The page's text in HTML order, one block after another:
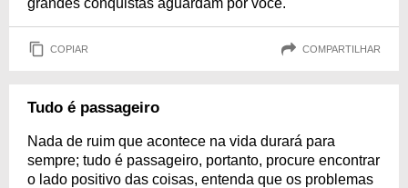
grandes conquistas aguardam por você.
COPIAR COMPARTILHAR
Tudo é passageiro
Nada de ruim que acontece na vida durará para
sempre; tudo é passageiro, portanto, procure encontrar
o lado positivo das coisas, entenda que os problemas